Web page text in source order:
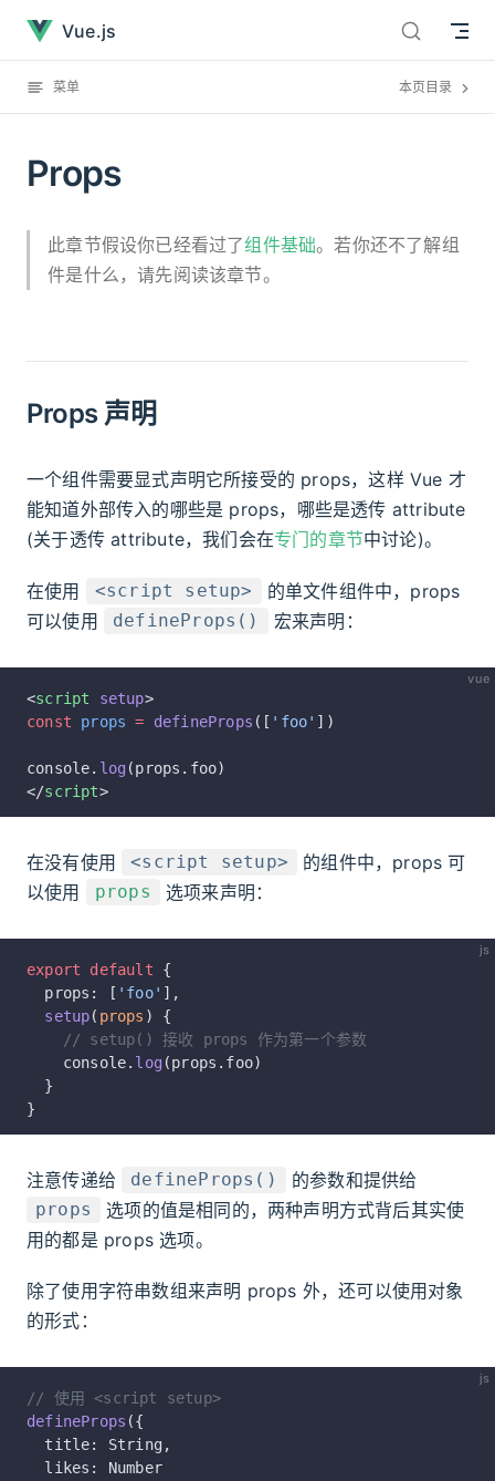
直接跳到内容
Vue.js
菜单 本页目录
Props
此章节假设你已经看过了组件基础。若你还不了解组
件是什么，请先阅读该章节。
Props 声明
一个组件需要显式声明它所接受的 props，这样 Vue 才
能知道外部传入的哪些是 props，哪些是透传 attribute
(关于透传 attribute，我们会在专门的章节中讨论)。
在使用 <script setup>
的单文件组件中，props
可以使用
defineProps() 宏来声明：
vue
<script setup>
const props = defineProps ([ 'foo' ])
console. log (props.foo)
</script>
在没有使用 <script setup>
的组件中，props 可
以使用
props 选项来声明：
js
export default {
  props: [
'foo' ],
  setup
( props ) {
    // setup() 接收 props 作为第一个参数
    console.
log (props.foo)
  }
}
注意传递给 defineProps() 的参数和提供给
props
选项的值是相同的，两种声明方式背后其实使
用的都是 props 选项。
除了使用字符串数组来声明 props 外，还可以使用对象
的形式：
js
// 使用 <script setup>
defineProps ({
  title: String,
  likes: Number